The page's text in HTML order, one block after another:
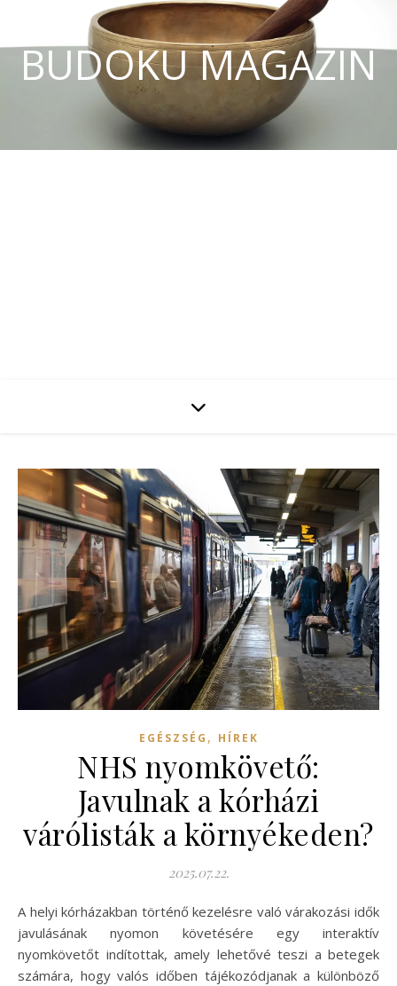
BUDOKU MAGAZIN
EGÉSZSÉG , HÍREK
NHS nyomkövető:
Javulnak a kórházi
várólisták a környékeden?
2025.07.22.
A helyi kórházakban történő kezelésre való várakozási idők
javulásának nyomon követésére egy interaktív
nyomkövetőt indítottak, amely lehetővé teszi a betegek
számára, hogy valós időben tájékozódjanak a különböző